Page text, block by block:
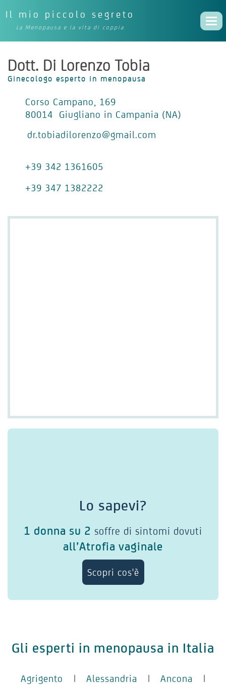
Il mio piccolo segreto
La Menopausa e la vita di coppia
Dott. Di Lorenzo Tobia
Ginecologo esperto in menopausa
Corso Campano, 169
80014 Giugliano in Campania (NA)
dr.tobiadilorenzo@gmail.com
+39 342 1361605
+39 347 1382222
Lo sapevi?
1 donna su 2 soffre di sintomi dovuti
all’Atrofia vaginale
Scopri cos'è
Gli esperti in menopausa in Italia
Agrigento | Alessandria | Ancona |